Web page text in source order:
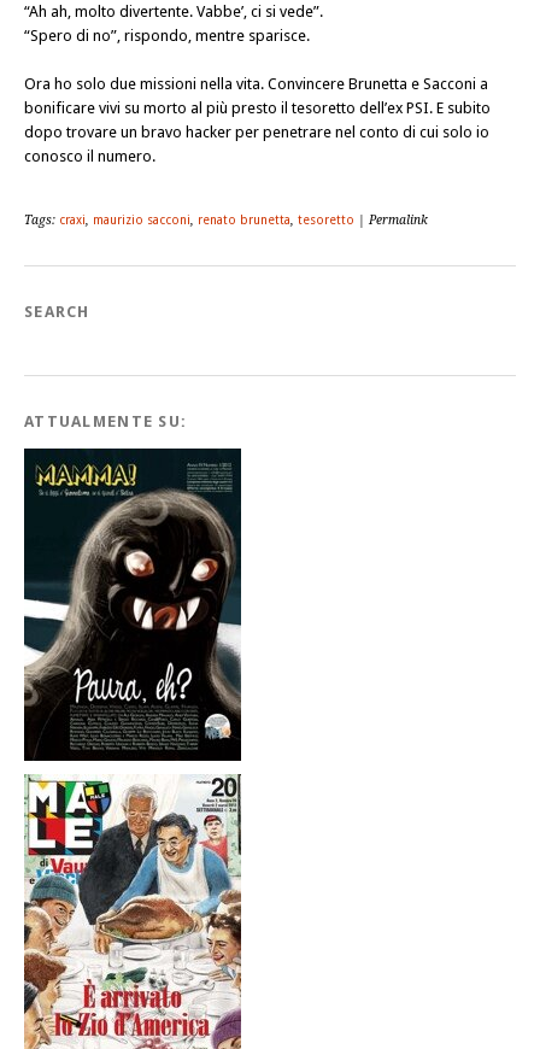
“Ah ah, molto divertente. Vabbe’, ci si vede”.
“Spero di no”, rispondo, mentre sparisce.
Ora ho solo due missioni nella vita. Convincere Brunetta e Sacconi a
bonificare vivi su morto al più presto il tesoretto dell’ex PSI. E subito
dopo trovare un bravo hacker per penetrare nel conto di cui solo io
conosco il numero.
Tags: craxi maurizio sacconi renato brunetta tesoretto | Permalink
SEARCH
ATTUALMENTE SU: